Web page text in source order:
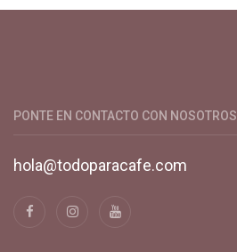
PONTE EN CONTACTO CON NOSOTROS
hola@todoparacafe.com